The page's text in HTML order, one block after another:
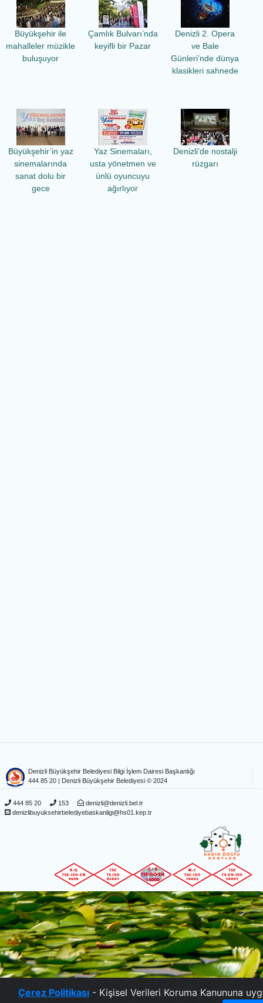
Büyükşehir ile
mahalleler müzikle
buluşuyor
Çamlık Bulvarı’nda
keyifli bir Pazar
Denizli 2. Opera
ve Bale
Günleri’nde dünya
klasikleri sahnede
Büyükşehir’in yaz
sinemalarında
sanat dolu bir
gece
Yaz Sinemaları,
usta yönetmen ve
ünlü oyuncuyu
ağırlıyor
Denizli'de nostalji
rüzgarı
Denizli Büyükşehir Belediyesi Bilgi İşlem Dairesi Başkanlığı
444 85 20 | Denizli Büyükşehir Belediyesi © 2024
444 85 20 153
denizli@denizli.bel.tr
denizlibuyuksehirbelediyebaskanligi@hs01.kep.tr
Çerez Politikası - Kişisel Verileri Koruma Kanununa